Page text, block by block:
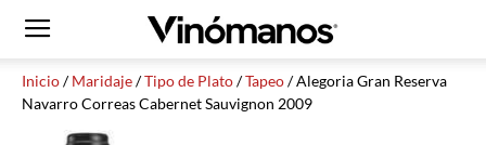
Inicio/Maridaje/Tipo de Plato/Tapeo/ Alegoria Gran Reserva
Navarro Correas Cabernet Sauvignon 2009